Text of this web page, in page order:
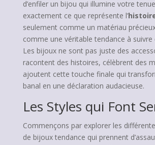
d’enfiler un bijou qui illumine votre tenue
exactement ce que représente l’
seulement comme un matériau
comme une véritable tendance à suivre
Les bijoux ne sont pas juste des
racontent des histoires, célèbrent des
ajoutent cette touche finale qui
banal en une déclaration audacieuse.
Les Styles qui Font
Commençons par explorer les
de bijoux tendance qui prennent